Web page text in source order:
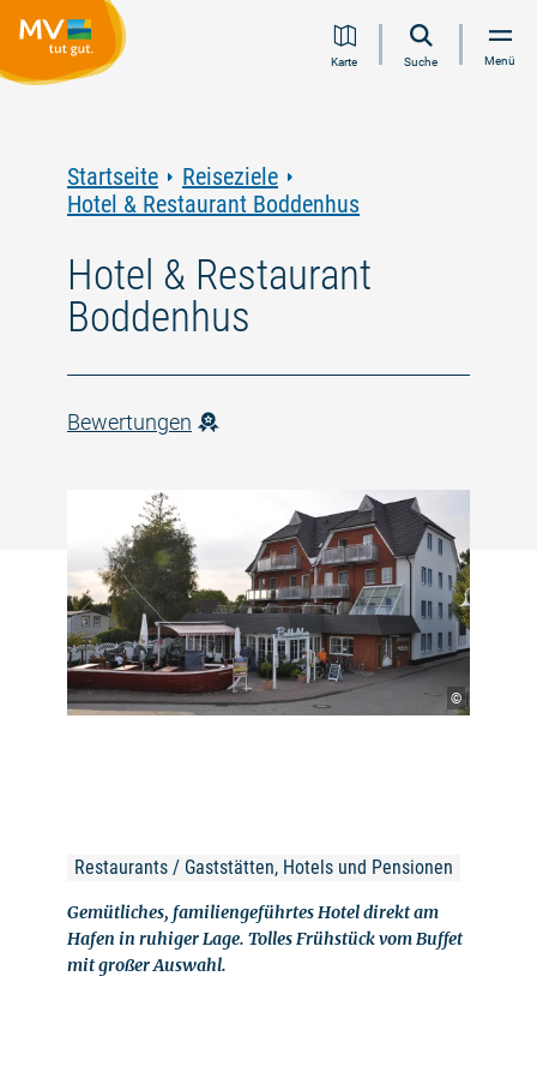
Inhalt
Navigation
Volltextsuche
FooterKarte Suche Menü
Startseite
Reiseziele
Hotel & Restaurant Boddenhus
Hotel & Restaurant
Boddenhus
Bewertungen
©
Restaurants / Gaststätten, Hotels und Pensionen
Gemütliches, familiengeführtes Hotel direkt am
Hafen in ruhiger Lage. Tolles Frühstück vom Buffet
mit großer Auswahl.